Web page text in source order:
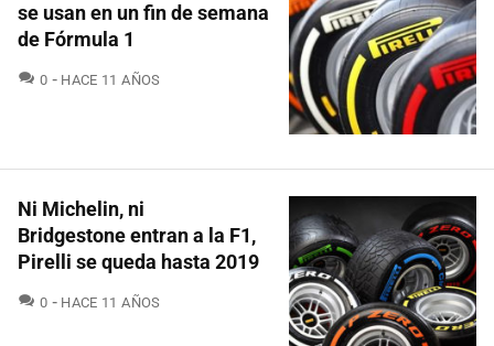
se usan en un fin de semana
de Fórmula 1
0 COMENTARIOS
HACE 11 AÑOS
Ni Michelin, ni
Bridgestone entran a la F1,
Pirelli se queda hasta 2019
0 COMENTARIOS
HACE 11 AÑOS